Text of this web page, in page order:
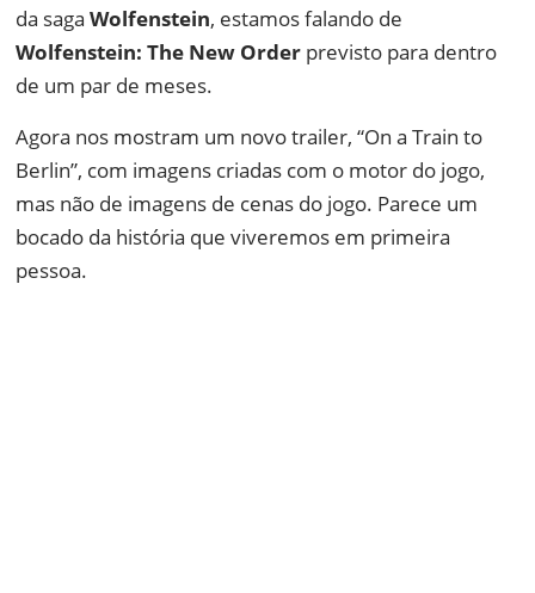
NVIDIA
SOFTWARE
NOKIA
DOWNLOADS
ANÁLISE
da sagaWolfenstein, estamos falando de
Wolfenstein: The New Order previsto para dentro
de um par de meses.
Agora nos mostram um novo trailer, “On a Train to
Berlin”, com imagens criadas com o motor do jogo,
mas não de imagens de cenas do jogo. Parece um
bocado da história que viveremos em primeira
pessoa.